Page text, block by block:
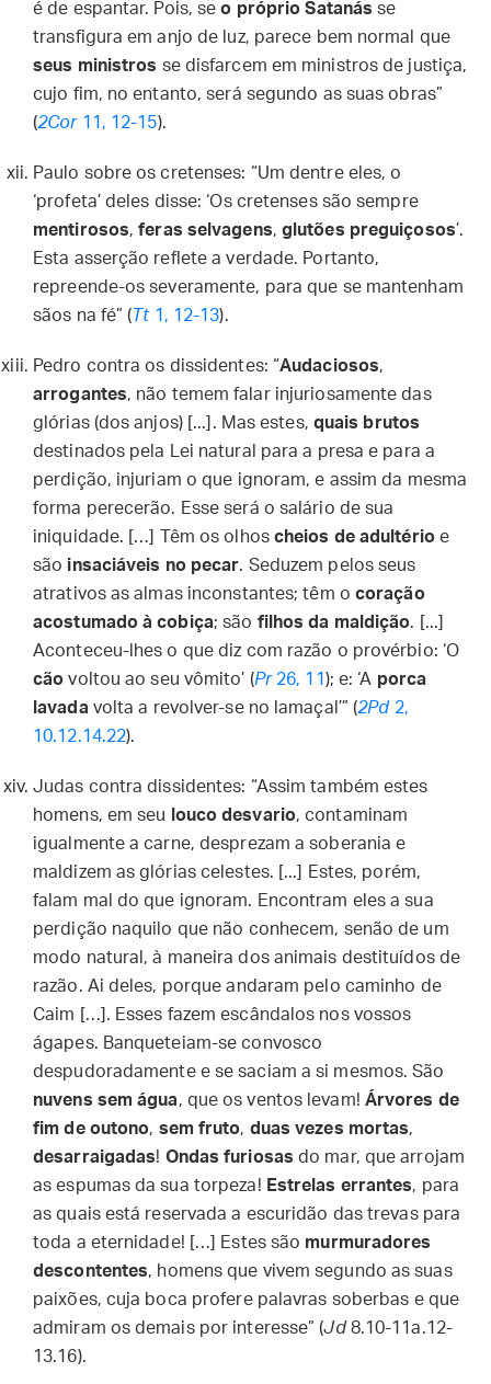
é de espantar. Pois, seo próprio Satanás se
transfigura em anjo de luz, parece bem normal que
seus ministros se disfarcem em ministros de justiça,
cujo fim, no entanto, será segundo as suas obras”
(2Cor11, 12-15).
Paulo sobre os cretenses: “Um dentre eles, o
‘profeta’ deles disse: ‘Os cretenses são sempre
mentirosos,feras selvagens, glutões preguiçosos’.
Esta asserção reflete a verdade. Portanto,
repreende-os severamente, para que se mantenham
sãos na fé” (Tt1, 12-13).
Pedro contra os dissidentes: “Audaciosos,
arrogantes, não temem falar injuriosamente das
glórias (dos anjos) [...]. Mas estes, quais brutos
destinados pela Lei natural para a presa e para a
perdição, injuriam o que ignoram, e assim da mesma
forma perecerão. Esse será o salário de sua
iniquidade. […] Têm os olhos cheios de adultérioe
são insaciáveis no pecar. Seduzem pelos seus
atrativos as almas inconstantes; têm o coração
acostumado à cobiça; são filhos da maldição. [...]
Aconteceu-lhes o que diz com razão o provérbio: ‘O
cãovoltou ao seu vômito’ (Pr26, 11 ); e: ‘A porca
lavada volta a revolver-se no lamaçal’” (2Pd2,
10.12.14.22).
Judas contra dissidentes: “Assim também estes
homens, em seu
louco desvario, contaminam
igualmente a carne, desprezam a soberania e
maldizem as glórias celestes. [...] Estes, porém,
falam mal do que ignoram. Encontram eles a sua
perdição naquilo que não conhecem, senão de um
modo natural, à maneira dos animais destituídos de
razão. Ai deles, porque andaram pelo caminho de
Caim […]. Esses fazem escândalos nos vossos
ágapes. Banqueteiam-se convosco
despudoradamente e se saciam a si mesmos. São
nuvens sem água, que os ventos levam! Árvores de
fim de outono, sem fruto, duas vezes mortas,
desarraigadas! Ondas furiosas do mar, que arrojam
as espumas da sua torpeza! Estrelas errantes, para
as quais está reservada a escuridão das trevas para
toda a eternidade! […] Estes são murmuradores
descontentes, homens que vivem segundo as suas
paixões, cuja boca profere palavras soberbas e que
admiram os demais por interesse” (Jd8.10-11a.12-
13.16).